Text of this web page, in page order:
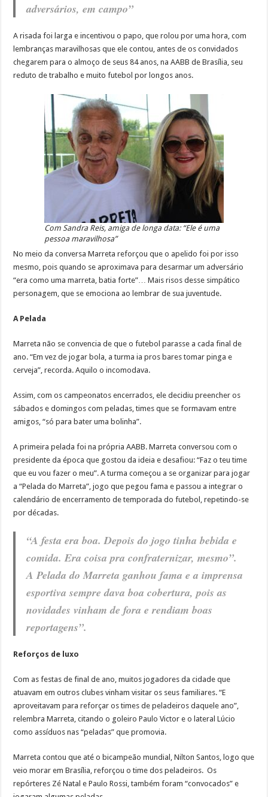
adversários, em campo”
A risada foi larga e incentivou o papo, que rolou por uma hora, com
lembranças maravilhosas que ele contou, antes de os convidados
chegarem para o almoço de seus 84 anos, na AABB de Brasília, seu
reduto de trabalho e muito futebol por longos anos.
Com Sandra Reis, amiga de longa data: “Ele é uma
pessoa maravilhosa”
No meio da conversa Marreta reforçou que o apelido foi por isso
mesmo, pois quando se aproximava para desarmar um adversário
“era como uma marreta, batia forte”… Mais risos desse simpático
personagem, que se emociona ao lembrar de sua juventude.
A Pelada
Marreta não se convencia de que o futebol parasse a cada final de
ano. “Em vez de jogar bola, a turma ia pros bares tomar pinga e
cerveja”, recorda. Aquilo o incomodava.
Assim, com os campeonatos encerrados, ele decidiu preencher os
sábados e domingos com peladas, times que se formavam entre
amigos, “só para bater uma bolinha”.
A primeira pelada foi na própria AABB. Marreta conversou com o
presidente da época que gostou da ideia e desafiou: “Faz o teu time
que eu vou fazer o meu”. A turma começou a se organizar para jogar
a “Pelada do Marreta”, jogo que pegou fama e passou a integrar o
calendário de encerramento de temporada do futebol, repetindo-se
por décadas.
“A festa era boa. Depois do jogo tinha bebida e
comida. Era coisa pra confraternizar, mesmo”.
A Pelada do Marreta ganhou fama e a imprensa
esportiva sempre dava boa cobertura, pois as
novidades vinham de fora e rendiam boas
reportagens”.
Reforços de luxo
Com as festas de final de ano, muitos jogadores da cidade que
atuavam em outros clubes vinham visitar os seus familiares. “E
aproveitavam para reforçar os times de peladeiros daquele ano”,
relembra Marreta, citando o goleiro Paulo Victor e o lateral Lúcio
como assíduos nas “peladas” que promovia.
Marreta contou que até o bicampeão mundial, Nilton Santos, logo que
veio morar em Brasília, reforçou o time dos peladeiros. Os
repórteres Zé Natal e Paulo Rossi, também foram “convocados” e